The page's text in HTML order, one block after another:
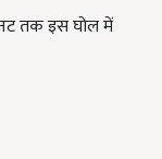
तक इस घोल में